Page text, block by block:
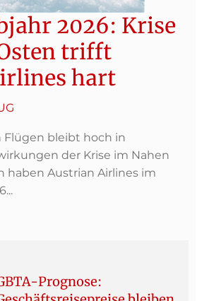
2026: Krise
trifft
hart
Flügen bleibt hoch in
der Krise im Nahen
haben Austrian Airlines im
Prognose: